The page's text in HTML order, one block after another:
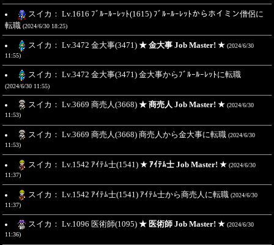
スイカ： Lv.1616 ﾌﾞﾙｰﾙｰﾚｯﾄ(1615) ﾌﾞﾙｰﾙｰﾚｯﾄからホイミン僧侶に
転職 (2024/6/30 18:25)
スイカ： Lv.3472 金大事(3471) ★ 金大事 Job Master! ★ (2024/6/30
11:55)
スイカ： Lv.3472 金大事(3471) 金大事からﾌﾞﾙｰﾙｰﾚｯﾄに転職
(2024/6/30 11:55)
スイカ： Lv.3669 商売人(3668) ★ 商売人 Job Master! ★ (2024/6/30
11:53)
スイカ： Lv.3669 商売人(3668) 商売人から金大事に転職 (2024/6/30
11:53)
スイカ： Lv.1542 ｱｲﾃﾑ士(1541) ★ ｱｲﾃﾑ士 Job Master! ★ (2024/6/30
11:37)
スイカ： Lv.1542 ｱｲﾃﾑ士(1541) ｱｲﾃﾑ士から商売人に転職 (2024/6/30
11:37)
スイカ： Lv.1096 医術師(1095) ★ 医術師 Job Master! ★ (2024/6/30
11:36)